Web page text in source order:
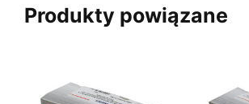
Produkty powiązane